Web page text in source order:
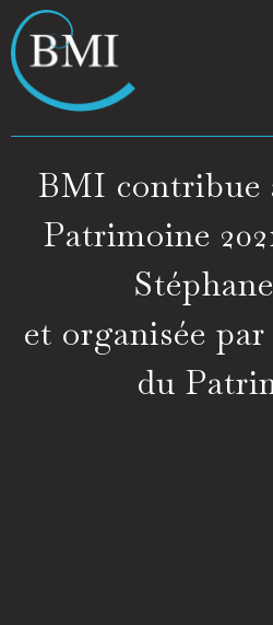
BMI contribue
Patrimoine
et organisée
du